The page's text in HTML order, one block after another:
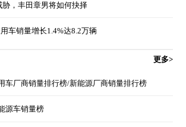
，丰田章男将如何抉择
车销量增长1.4%达8.2万辆
更多>
车厂商销量排行榜/新能源厂商销量排行榜
源车销量榜